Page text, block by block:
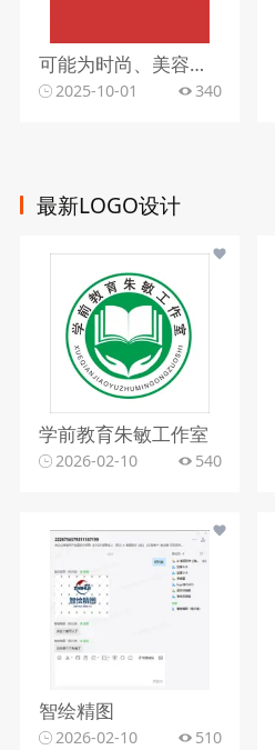
可能为时尚、美容等行业
2025-10-01 340
最新LOGO设计
学前教育朱敏工作室
2026-02-10 540
智绘精图
2026-02-10 510